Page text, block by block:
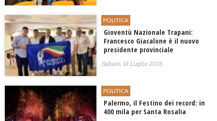
POLITICA
Gioventù Nazionale Trapani:
Francesco Giacalone è il nuovo
presidente provinciale
Sabato, 18 Luglio 2026
POLITICA
Palermo, il Festino dei record: in
400 mila per Santa Rosalia